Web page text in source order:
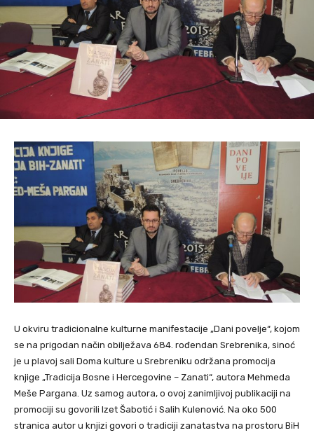
U okviru tradicionalne kulturne manifestacije „Dani povelje“, kojom
se na prigodan način obilježava 684. rođendan Srebrenika, sinoć
je u plavoj sali Doma kulture u Srebreniku održana promocija
knjige „Tradicija Bosne i Hercegovine – Zanati“, autora Mehmeda
Meše Pargana. Uz samog autora, o ovoj zanimljivoj publikaciji na
promociji su govorili Izet Šabotić i Salih Kulenović. Na oko 500
stranica autor u knjizi govori o tradiciji zanatastva na prostoru BiH